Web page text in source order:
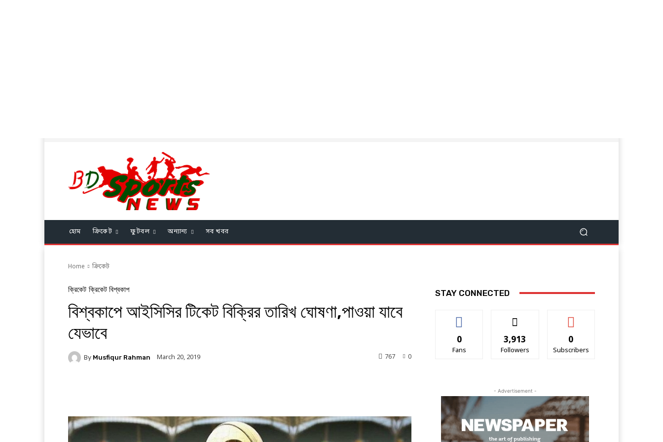
হোম ক্রিকেট ফুটবল অন্যান্য সব খবর
Home ক্রিকেট
ক্রিকেট ক্রিকেট বিশ্বকাপ
বিশ্বকাপে আইসিসির টিকেট বিক্রির তারিখ ঘোষণা,পাওয়া যাবে
যেভাবে
By Musfiqur Rahman March 20, 2019 0
767
STAY CONNECTED
0
Fans
3,913
Followers
0
Subscribers
- Advertisement -